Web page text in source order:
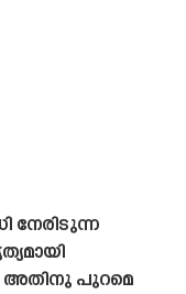
നേരിടുന്ന
അതിനു പുറമെ